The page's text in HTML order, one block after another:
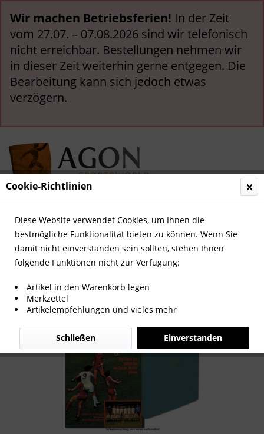
Wir machen Betriebsferien! In der Zeit
vom 27.07. – 07.08.2026 sind wir telefonisch
nicht erreichbar. Bestellungen nehmen wir
in dieser Zeit weiterhin gerne entgegen. Die
Bearbeitung kann sich jedoch etwas
verzögern.
Menü
Übersicht Deutsche Jahrbücher
Cookie-Richtlinien
Diese Website verwendet Cookies, um Ihnen die
bestmögliche Funktionalität bieten zu können. Wenn Sie
damit nicht einverstanden sein sollten, stehen Ihnen
folgende Funktionen nicht zur Verfügung:
Artikel in den Warenkorb legen
Merkzettel
Artikelempfehlungen und vieles mehr
Einverstanden
Schließen